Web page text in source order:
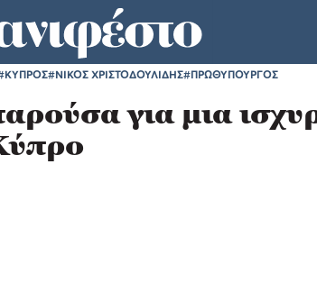
#ΝΙΚΟΣ ΧΡΙΣΤΟΔΟΥΛΙΔΗΣ#ΠΡΩΘΥΠΟΥΡΓΟΣ
για μια